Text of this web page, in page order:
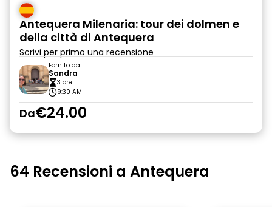
Antequera Milenaria: tour dei dolmen e
della città di Antequera
Scrivi per primo una recensione
Fornito da
Sandra
3 ore
9:30 AM
Da€24.00
64 Recensioni a Antequera